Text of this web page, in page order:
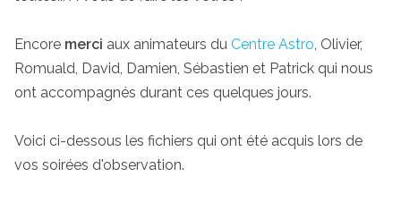
Encore merci aux animateurs du Centre Astro, Olivier,
Romuald, David, Damien, Sébastien et Patrick qui nous
ont accompagnés durant ces quelques jours.
Voici ci-dessous les fichiers qui ont été acquis lors de
vos soirées d'observation.